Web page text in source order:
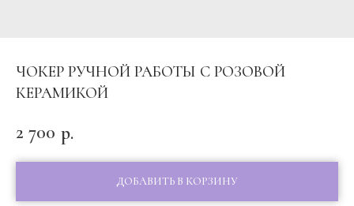
ЧОКЕР РУЧНОЙ РАБОТЫ С РОЗОВОЙ
КЕРАМИКОЙ
2 700 р.
ДОБАВИТЬ В КОРЗИНУ